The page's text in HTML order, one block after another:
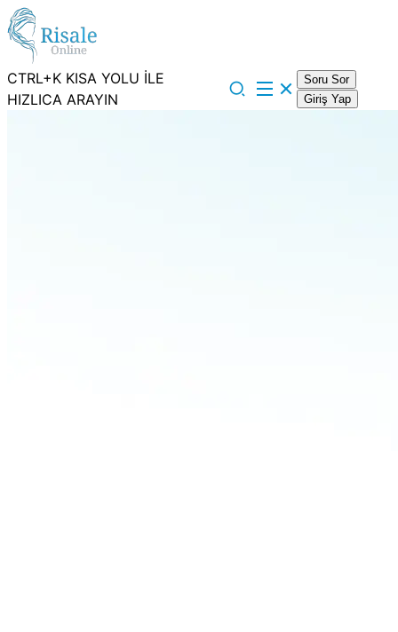
CTRL+K KISA YOLU İLE
HIZLICA ARAYIN
Soru Sor
Giriş Yap